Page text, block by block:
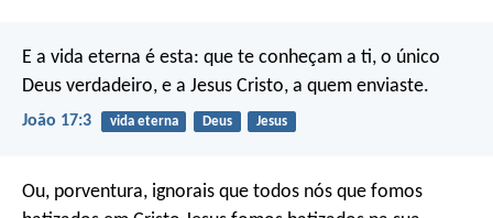
E a vida eterna é esta: que te conheçam a ti, o único
Deus verdadeiro, e a Jesus Cristo, a quem enviaste.
João 17:3 vida eterna Deus Jesus
Ou, porventura, ignorais que todos nós que fomos